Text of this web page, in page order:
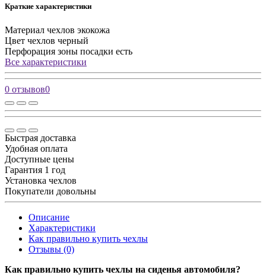
Краткие характеристики
Материал чехлов экокожа
Цвет чехлов черный
Перфорация зоны посадки есть
Все характеристики
0 отзывов0
Быстрая доставка
Удобная оплата
Доступные цены
Гарантия 1 год
Установка чехлов
Покупатели довольны
Описание
Характеристики
Как правильно купить чехлы
Отзывы (0)
Как правильно купить чехлы на сиденья автомобиля?